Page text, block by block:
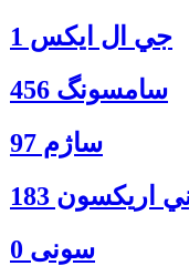
جي ال ايكس 1
سامسونگ 456
ساژم 97
اريكسون 183
سونی 0